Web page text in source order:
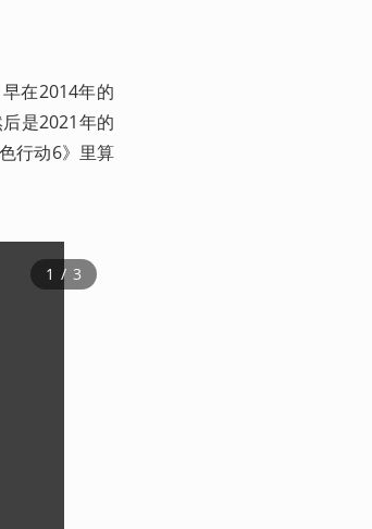
在2014年的
是2021年的
行动6》里算
1 / 3